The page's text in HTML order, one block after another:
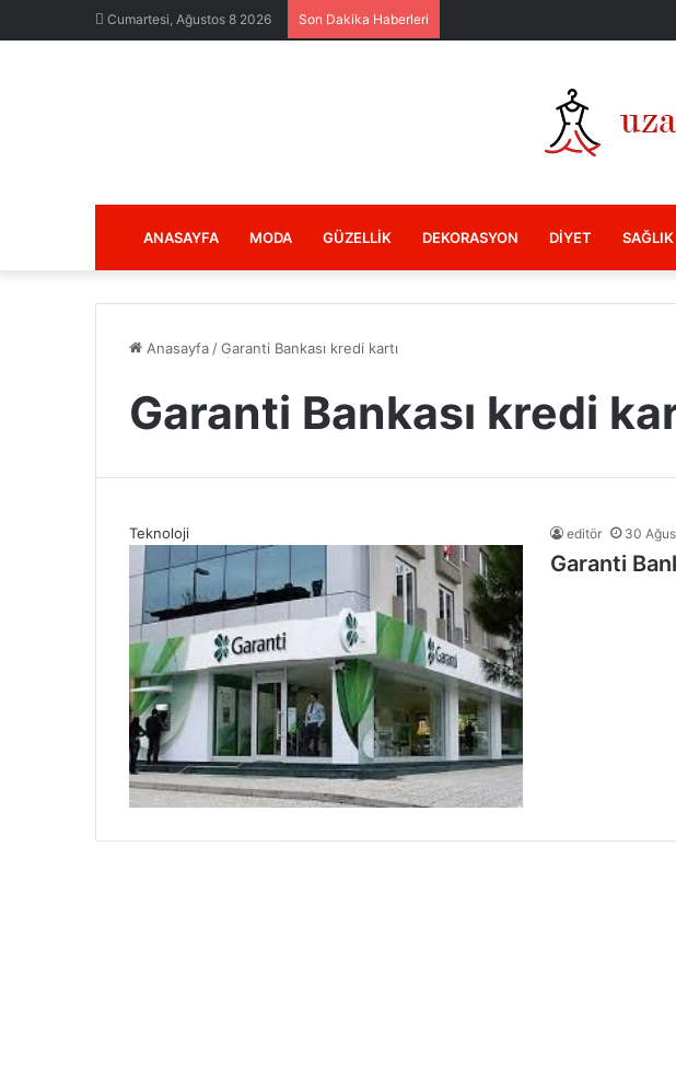
Cumartesi, Ağustos 8 2026 Son Dakika Haberleri
ANASAYFA MODA GÜZELLIK DEKORASYON DIYET SAĞLIK
Anasayfa /Garanti Bankası kredi kartı
Garanti Bankası kredi
Teknoloji editör 30
Garanti